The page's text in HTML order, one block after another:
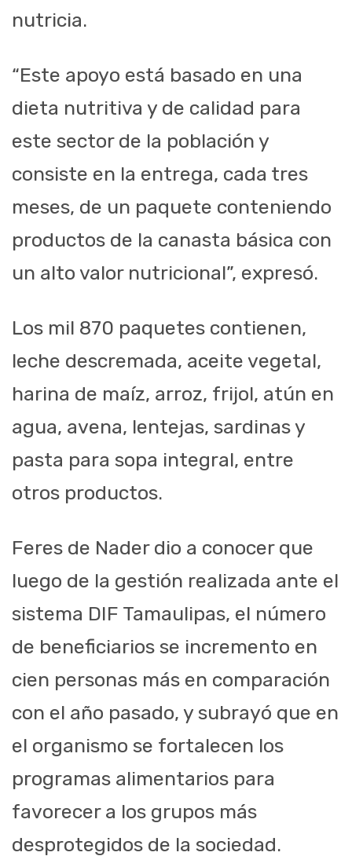
nutricia.
“Este apoyo está basado en una
dieta nutritiva y de calidad para
este sector de la población y
consiste en la entrega, cada tres
meses, de un paquete conteniendo
productos de la canasta básica con
un alto valor nutricional”, expresó.
Los mil 870 paquetes contienen,
leche descremada, aceite vegetal,
harina de maíz, arroz, frijol, atún en
agua, avena, lentejas, sardinas y
pasta para sopa integral, entre
otros productos.
Feres de Nader dio a conocer que
luego de la gestión realizada ante el
sistema DIF Tamaulipas, el número
de beneficiarios se incremento en
cien personas más en comparación
con el año pasado, y subrayó que en
el organismo se fortalecen los
programas alimentarios para
favorecer a los grupos más
desprotegidos de la sociedad.